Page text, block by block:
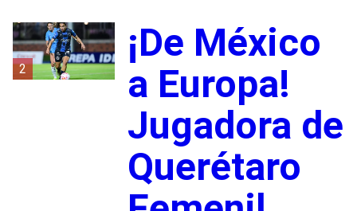
2
¡De México
a Europa!
Jugadora de
Querétaro